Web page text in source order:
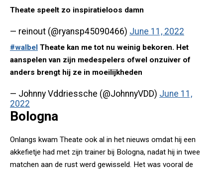
Theate speelt zo inspiratieloos damn
— reinout (@ryansp45090466) June 11, 2022
#walbel Theate kan me tot nu weinig bekoren. Het
aanspelen van zijn medespelers ofwel onzuiver of
anders brengt hij ze in moeilijkheden
— Johnny Vddriessche (@JohnnyVDD) June 11,
2022
Bologna
Onlangs kwam Theate ook al in het nieuws omdat hij een
akkefietje had met zijn trainer bij Bologna, nadat hij in twee
matchen aan de rust werd gewisseld. Het was vooral de